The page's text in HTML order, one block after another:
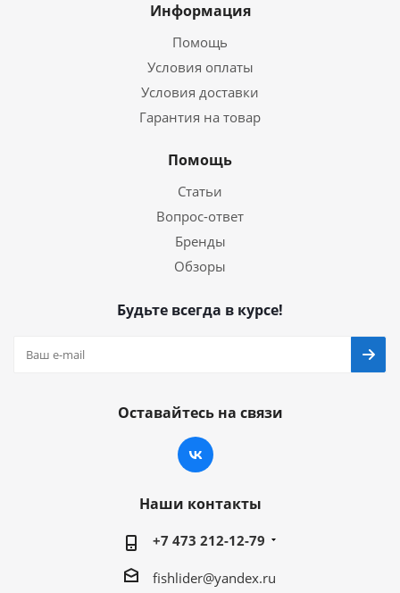
Информация
Помощь
Условия оплаты
Условия доставки
Гарантия на товар
Помощь
Статьи
Вопрос-ответ
Бренды
Обзоры
Будьте всегда в курсе!
Оставайтесь на связи
Наши контакты
+7 473 212-12-79
fishlider@yandex.ru